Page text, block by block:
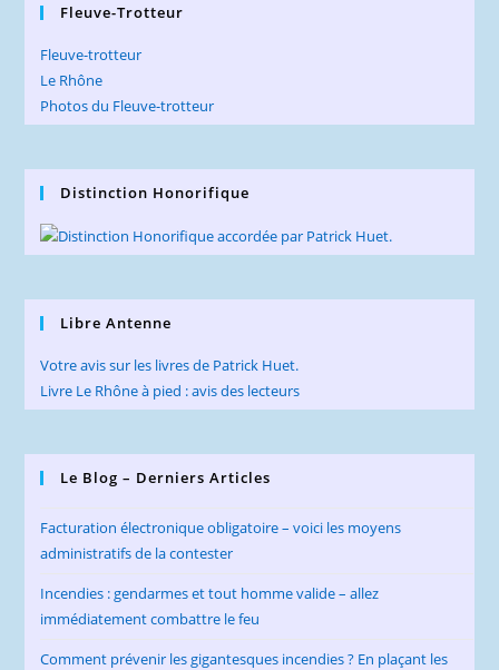
Fleuve-Trotteur
Fleuve-trotteur
Le Rhône
Photos du Fleuve-trotteur
Distinction Honorifique
Libre Antenne
Votre avis sur les livres de Patrick Huet.
Livre Le Rhône à pied : avis des lecteurs
Le Blog – Derniers Articles
Facturation électronique obligatoire – voici les moyens
administratifs de la contester
Incendies : gendarmes et tout homme valide – allez
immédiatement combattre le feu
Comment prévenir les gigantesques incendies ? En plaçant les